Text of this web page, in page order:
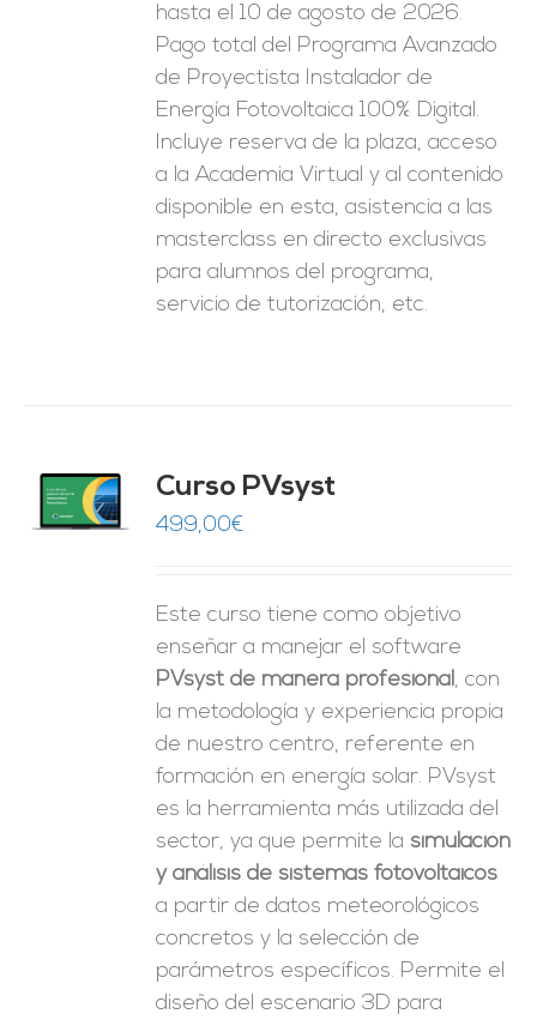
1.250,00€.625,00€.
hasta el 10 de agosto de 2026.
Pago total del Programa Avanzado
de Proyectista Instalador de
Energía Fotovoltaica 100% Digital.
Incluye reserva de la plaza, acceso
a la Academia Virtual y al contenido
disponible en esta, asistencia a las
masterclass en directo exclusivas
para alumnos del programa,
servicio de tutorización, etc.
Curso PVsyst
499,00€
Este curso tiene como objetivo
enseñar a manejar el software
PVsyst de manera profesional, con
la metodología y experiencia propia
de nuestro centro, referente en
formación en energía solar. PVsyst
es la herramienta más utilizada del
sector, ya que permite la simulación
y análisis de sistemas fotovoltaicos
a partir de datos meteorológicos
concretos y la selección de
parámetros específicos. Permite el
diseño del escenario 3D para